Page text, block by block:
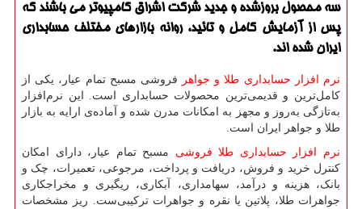
سه محصول بروزشده و جدید شركت اشراق كامپیوتر می باشند كه
پس از آزمایش كامل و تائید، روانه بازارهای مختلف حسابداری
ایران شده اند.
نرم افزار حسابداری طلا و جواهر
فروشی مسبح تمام عیار، یکی از
کامل‌ترین و قدیمی‌ترین محصولات حسابداری است. این نرم‌افزار
به‌تازگی به‌روز و مجهز به امکانات مدرن شده و آماده‌ی ارایه به بازار
طلا و جواهر ایران است.
نرم افزار حسابداری طلا فروشی مسبح تمام عیار، دارای امکان
کنترل خرید و فروش، دریافت و پرداخت، مرجوعی، تعمیرات، چک و
بانک، هزینه و درآمد، سهامداری، آبکاری، ریگیری و مخراجکاری
جواهرات طلا، پلاتین یا نقره و جواهرات ترکیبی‌ست. ریز مشخصات